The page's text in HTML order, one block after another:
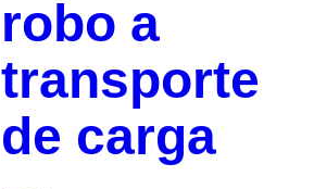
robo a
transporte
de carga